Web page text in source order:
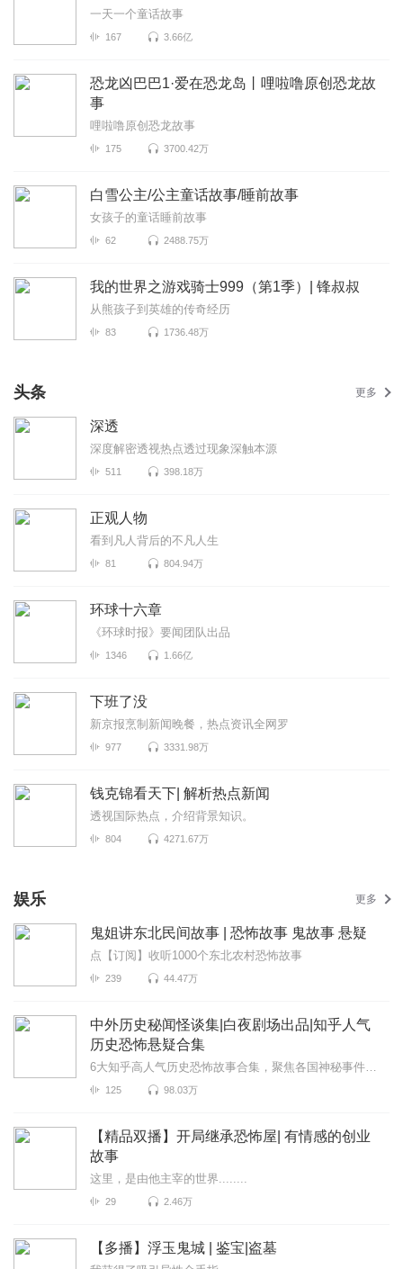
一天一个童话故事
167 3.66亿
恐龙凶巴巴1·爱在恐龙岛丨哩啦噜原创恐龙故
事
哩啦噜原创恐龙故事
175 3700.42万
白雪公主/公主童话故事/睡前故事
女孩子的童话睡前故事
62 2488.75万
我的世界之游戏骑士999（第1季）| 锋叔叔
从熊孩子到英雄的传奇经历
83 1736.48万
头条 更多
深透
深度解密透视热点透过现象深触本源
511 398.18万
正观人物
看到凡人背后的不凡人生
81 804.94万
环球十六章
《环球时报》要闻团队出品
1346 1.66亿
下班了没
新京报烹制新闻晚餐，热点资讯全网罗
977 3331.98万
钱克锦看天下| 解析热点新闻
透视国际热点，介绍背景知识。
804 4271.67万
娱乐 更多
鬼姐讲东北民间故事 | 恐怖故事 鬼故事 悬疑
点【订阅】收听1000个东北农村恐怖故事
239 44.47万
中外历史秘闻怪谈集|白夜剧场出品|知乎人气
历史恐怖悬疑合集
6大知乎高人气历史恐怖故事合集，聚焦各国神秘事件、恐怖灵异传说，探寻背后真相
125 98.03万
【精品双播】开局继承恐怖屋| 有情感的创业
故事
这里，是由他主宰的世界........
29 2.46万
【多播】浮玉鬼城 | 鉴宝|盗墓